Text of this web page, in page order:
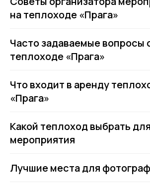
на теплоходе «Прага»
Часто задаваемые вопросы
теплоходе «Прага»
Что входит в аренду
«Прага»
Какой теплоход выбрать для
мероприятия
Лучшие места для